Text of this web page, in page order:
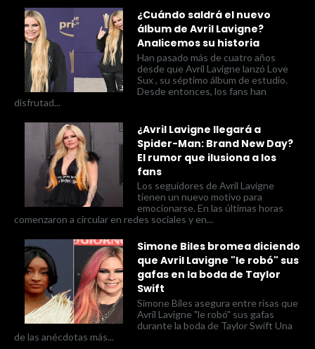
¿Cuándo saldrá el nuevo
álbum de Avril Lavigne?
Analicemos su historia
Han pasado más de cuatro años
desde que Avril Lavigne lanzó Love
Sux , su séptimo álbum de estudio.
Desde entonces, los fans han
disfrutad...
¿Avril Lavigne llegará a
Spider-Man: Brand New Day?
El rumor que ilusiona a los
fans
Los seguidores de Avril Lavigne
tienen un nuevo motivo para
emocionarse. En las últimas horas
comenzaron a circular en redes sociales y en...
Simone Biles bromea diciendo
que Avril Lavigne "le robó" sus
gafas en la boda de Taylor
Swift
Simone Biles asegura entre risas que
Avril Lavigne "le robó" sus gafas
durante la boda de Taylor Swift Una
de las anécdotas más...